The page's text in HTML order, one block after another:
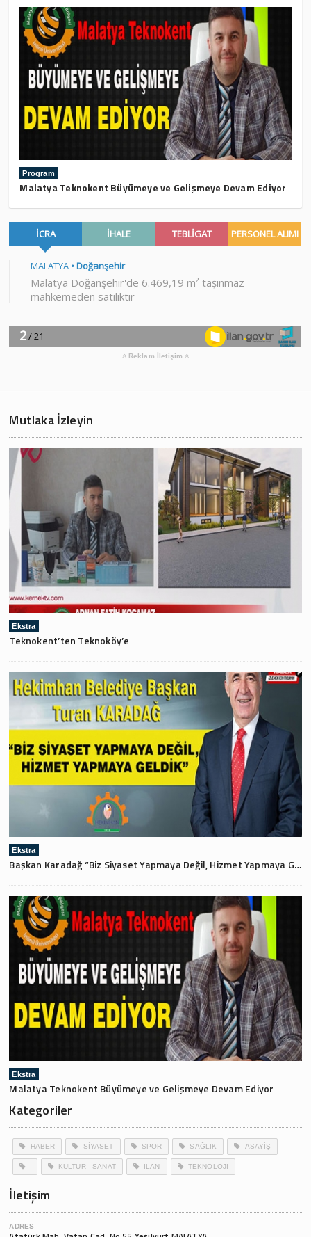
Program
Malatya Teknokent Büyümeye ve Gelişmeye Devam Ediyor
Reklam İletişim
Mutlaka İzleyin
Ekstra
Teknokent’ten Teknoköy’e
Ekstra
Başkan Karadağ “Biz Siyaset Yapmaya Değil, Hizmet Yapmaya Geldik”
Ekstra
Malatya Teknokent Büyümeye ve Gelişmeye Devam Ediyor
Kategoriler
HABER SİYASET SPOR SAĞLIK ASAYİŞ
KÜLTÜR - SANAT İLAN TEKNOLOJİ
İletişim
ADRES